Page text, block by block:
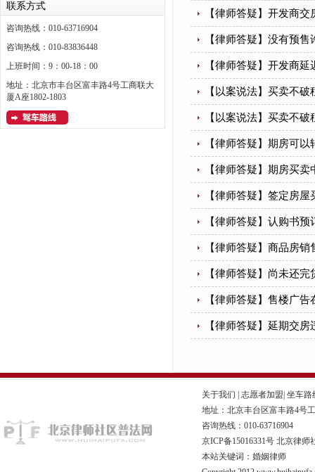
联系方式
咨询热线：010-63716904
咨询热线：010-83836448
上班时间：9：00-18：00
地址：北京市丰台区富丰路4号工商联大
厦A座1802-1803
【律师答疑】开发商
【律师答疑】没有预
【律师答疑】开发商
【以案说法】买卖不
【以案说法】买卖不
【律师答疑】期房可以
【律师答疑】期房买
【律师答疑】签定房
【律师答疑】认购书
【律师答疑】商品房
【律师答疑】尚未还
【律师答疑】售楼广
【律师答疑】延期交
关于我们 志愿者加盟 坐车路
地址：北京丰台区富丰路4号
咨询热线：010-63716904
京ICP备15016331号 北京律师
本站关键词：婚姻律师